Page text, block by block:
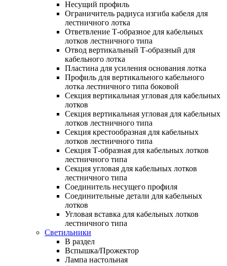
Несущий профиль
Ограничитель радиуса изгиба кабеля для
лестничного лотка
Ответвление Т-образное для кабельных
лотков лестничного типа
Отвод вертикальный Т-образный для
кабельного лотка
Пластина для усиления основания лотка
Профиль для вертикального кабельного
лотка лестничного типа боковой
Секция вертикальная угловая для кабельных
лотков
Секция вертикальная угловая для кабельных
лотков лестничного типа
Секция крестообразная для кабельных
лотков лестничного типа
Секция Т-образная для кабельных лотков
лестничного типа
Секция угловая для кабельных лотков
лестничного типа
Соединитель несущего профиля
Соединительные детали для кабельных
лотков
Угловая вставка для кабельных лотков
лестничного типа
Светильники
В раздел
Вспышка/Прожектор
Лампа настольная